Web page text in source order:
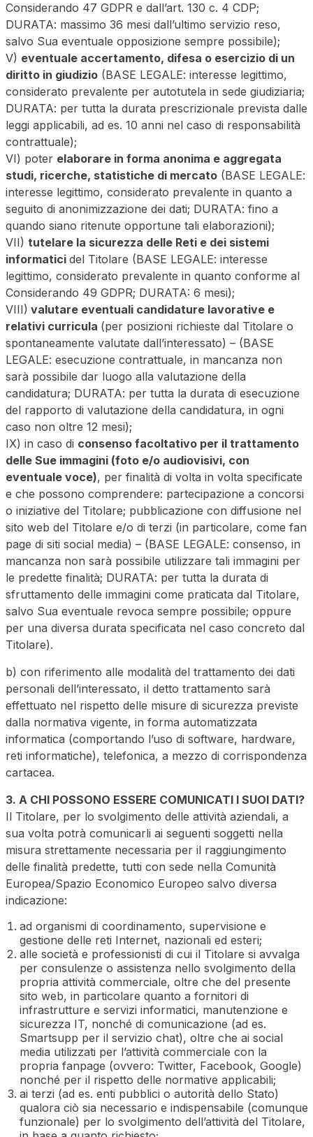
Considerando 47 GDPR e dall’art. 130 c. 4 CDP;
DURATA: massimo 36 mesi dall’ultimo servizio reso,
salvo Sua eventuale opposizione sempre possibile);
V) eventuale accertamento, difesa o esercizio di un
diritto in giudizio(BASE LEGALE: interesse legittimo,
considerato prevalente per autotutela in sede giudiziaria;
DURATA: per tutta la durata prescrizionale prevista dalle
leggi applicabili, ad es. 10 anni nel caso di responsabilità
contrattuale);
VI) poter elaborare in forma anonima e aggregata
studi, ricerche, statistiche di mercato(BASE LEGALE:
interesse legittimo, considerato prevalente in quanto a
seguito di anonimizzazione dei dati; DURATA: fino a
quando siano ritenute opportune tali elaborazioni);
VII) tutelare la sicurezza delle Reti e dei sistemi
informatici del Titolare (BASE LEGALE: interesse
legittimo, considerato prevalente in quanto conforme al
Considerando 49 GDPR; DURATA: 6 mesi);
VIII) valutare eventuali candidature lavorative e
relativi curricula (per posizioni richieste dal Titolare o
spontaneamente valutate dall’interessato) – (BASE
LEGALE: esecuzione contrattuale, in mancanza non
sarà possibile dar luogo alla valutazione della
candidatura; DURATA: per tutta la durata di esecuzione
del rapporto di valutazione della candidatura, in ogni
caso non oltre 12 mesi);
IX) in caso di consenso facoltativo per il trattamento
delle Sue immagini (foto e/o audiovisivi, con
eventuale voce), per finalità di volta in volta specificate
e che possono comprendere: partecipazione a concorsi
o iniziative del Titolare; pubblicazione con diffusione nel
sito web del Titolare e/o di terzi (in particolare, come fan
page di siti social media) – (BASE LEGALE: consenso, in
mancanza non sarà possibile utilizzare tali immagini per
le predette finalità; DURATA: per tutta la durata di
sfruttamento delle immagini come praticata dal Titolare,
salvo Sua eventuale revoca sempre possibile; oppure
per una diversa durata specificata nel caso concreto dal
Titolare).
b) con riferimento alle modalità del trattamento dei dati
personali dell’interessato, il detto trattamento sarà
effettuato nel rispetto delle misure di sicurezza previste
dalla normativa vigente, in forma automatizzata
informatica (comportando l’uso di software, hardware,
reti informatiche), telefonica, a mezzo di corrispondenza
cartacea.
3. A CHI POSSONO ESSERE COMUNICATI I SUOI DATI?
Il Titolare, per lo svolgimento delle attività aziendali, a
sua volta potrà comunicarli ai seguenti soggetti nella
misura strettamente necessaria per il raggiungimento
delle finalità predette, tutti con sede nella Comunità
Europea/Spazio Economico Europeo salvo diversa
indicazione:
ad organismi di coordinamento, supervisione e
gestione delle reti Internet, nazionali ed esteri;
alle società e professionisti di cui il Titolare si avvalga
per consulenze o assistenza nello svolgimento della
propria attività commerciale, oltre che del presente
sito web, in particolare quanto a fornitori di
infrastrutture e servizi informatici, manutenzione e
sicurezza IT, nonché di comunicazione (ad es.
Smartsupp per il servizio chat), oltre che ai social
media utilizzati per l’attività commerciale con la
propria fanpage (ovvero: Twitter, Facebook, Google)
nonché per il rispetto delle normative applicabili;
ai terzi (ad es. enti pubblici o autorità dello Stato)
qualora ciò sia necessario e indispensabile (comunque
funzionale) per lo svolgimento dell’attività del Titolare,